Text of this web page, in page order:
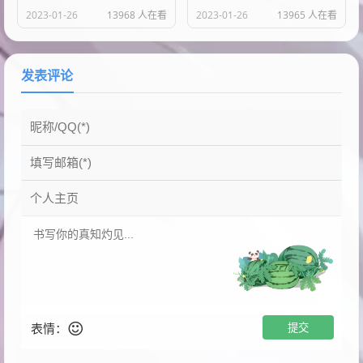
2023-01-26 13968 人在看 2023-01-26 13965 人在看
发表评论
表情：